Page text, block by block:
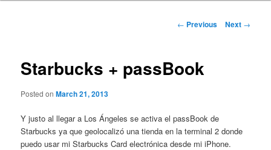
Post
← Previous Next →
Starbucks + passBook
Posted onMarch 21, 2013
Y justo al llegar a Los Ángeles se activa el passBook de
Starbucks ya que geolocalizó una tienda en la terminal 2 donde
puedo usar mi Starbucks Card electrónica desde mi iPhone.